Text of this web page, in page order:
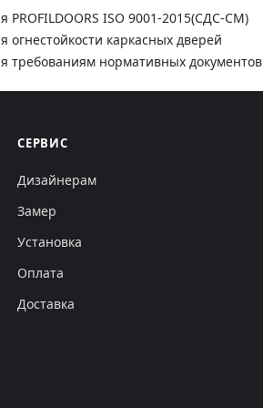
PROFILDOORS ISO 9001-2015(СДС-СМ)
огнестойкости каркасных дверей
требованиям нормативных документов
СЕРВИС
Дизайнерам
Замер
Установка
Оплата
Доставка